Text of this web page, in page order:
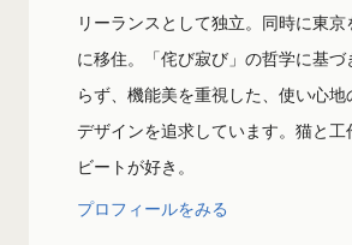
リーランスとして独立。同時に東
に移住。「侘び寂び」の哲学に基
らず、機能美を重視した、使い心
デザインを追求しています。猫と工
ビートが好き。
プロフィールをみる